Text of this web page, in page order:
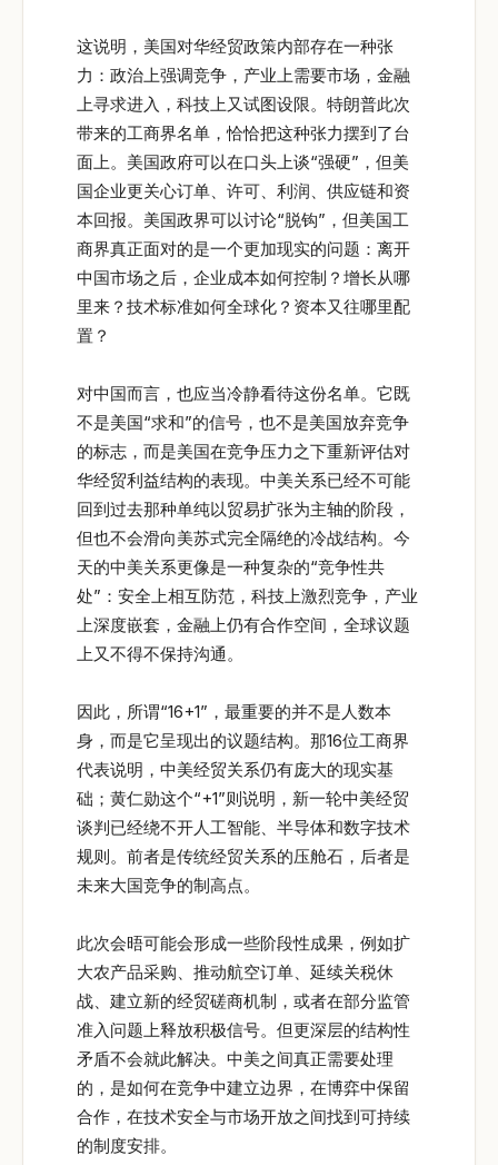
这说明，美国对华经贸政策内部存在一种张
力：政治上强调竞争，产业上需要市场，金融
上寻求进入，科技上又试图设限。特朗普此次
带来的工商界名单，恰恰把这种张力摆到了台
面上。美国政府可以在口头上谈“强硬”，但美
国企业更关心订单、许可、利润、供应链和资
本回报。美国政界可以讨论“脱钩”，但美国工
商界真正面对的是一个更加现实的问题：离开
中国市场之后，企业成本如何控制？增长从哪
里来？技术标准如何全球化？资本又往哪里配
置？
对中国而言，也应当冷静看待这份名单。它既
不是美国“求和”的信号，也不是美国放弃竞争
的标志，而是美国在竞争压力之下重新评估对
华经贸利益结构的表现。中美关系已经不可能
回到过去那种单纯以贸易扩张为主轴的阶段，
但也不会滑向美苏式完全隔绝的冷战结构。今
天的中美关系更像是一种复杂的“竞争性共
处”：安全上相互防范，科技上激烈竞争，产业
上深度嵌套，金融上仍有合作空间，全球议题
上又不得不保持沟通。
因此，所谓“16+1”，最重要的并不是人数本
身，而是它呈现出的议题结构。那16位工商界
代表说明，中美经贸关系仍有庞大的现实基
础；黄仁勋这个“+1”则说明，新一轮中美经贸
谈判已经绕不开人工智能、半导体和数字技术
规则。前者是传统经贸关系的压舱石，后者是
未来大国竞争的制高点。
此次会晤可能会形成一些阶段性成果，例如扩
大农产品采购、推动航空订单、延续关税休
战、建立新的经贸磋商机制，或者在部分监管
准入问题上释放积极信号。但更深层的结构性
矛盾不会就此解决。中美之间真正需要处理
的，是如何在竞争中建立边界，在博弈中保留
合作，在技术安全与市场开放之间找到可持续
的制度安排。